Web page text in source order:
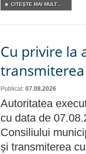
CITEŞTE MAI MULT...
Cu privire la
Publicat: 07.08.2026
Autoritatea
cu data de
Consiliului
și transmiterea